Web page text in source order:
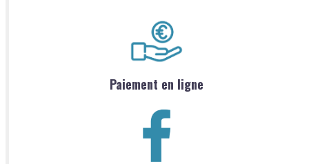
Paiement en ligne